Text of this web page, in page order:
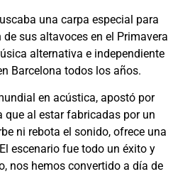
una carpa especial para
sus altavoces en el Primavera
alternativa e independiente
Barcelona todos los años.
en acústica, apostó por
que al estar fabricadas por un
ni rebota el sonido, ofrece una
escenario fue todo un éxito y
nos hemos convertido a día de